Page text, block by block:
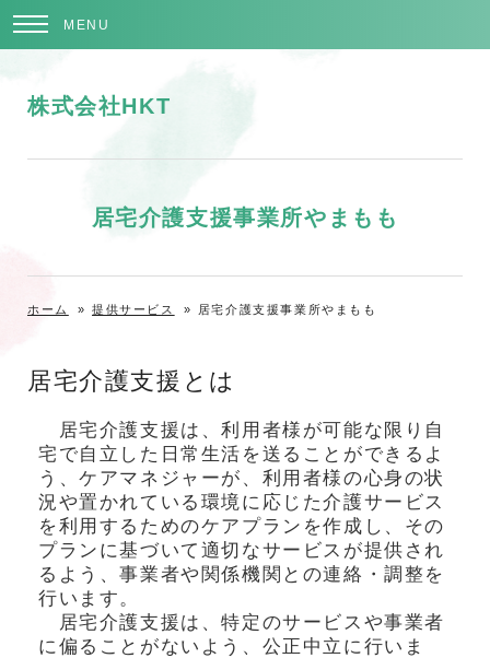
MENU
株式会社HKT
居宅介護支援事業所やまもも
ホーム » 提供サービス » 居宅介護支援事業所やまもも
居宅介護支援とは
居宅介護支援は、利用者様が可能な限り自
宅で自立した日常生活を送ることができるよ
う、ケアマネジャーが、利用者様の心身の状
況や置かれている環境に応じた介護サービス
を利用するためのケアプランを作成し、その
プランに基づいて適切なサービスが提供され
るよう、事業者や関係機関との連絡・調整を
行います。
居宅介護支援は、特定のサービスや事業者
に偏ることがないよう、公正中立に行いま